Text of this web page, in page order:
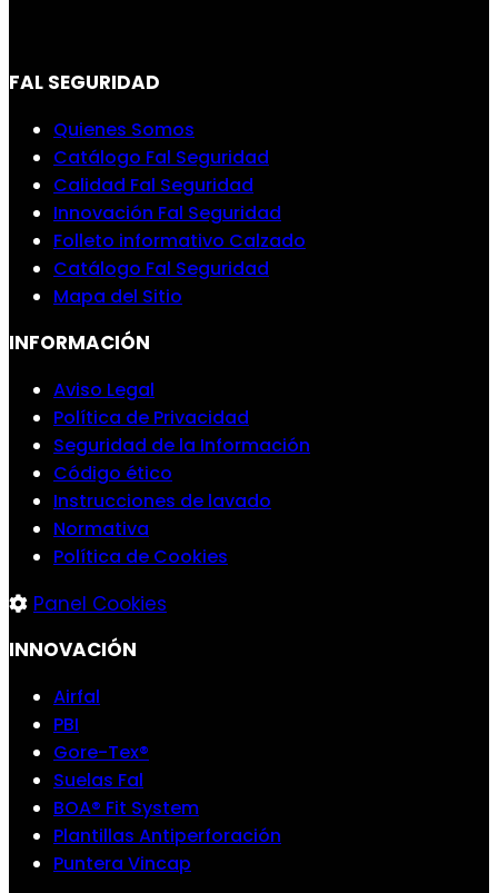
FAL SEGURIDAD
Quienes Somos
Catálogo Fal Seguridad
Calidad Fal Seguridad
Innovación Fal Seguridad
Folleto informativo Calzado
Catálogo Fal Seguridad
Mapa del Sitio
INFORMACIÓN
Aviso Legal
Política de Privacidad
Seguridad de la Información
Código ético
Instrucciones de lavado
Normativa
Política de Cookies
Panel Cookies
INNOVACIÓN
Airfal
PBI
Gore-Tex®
Suelas Fal
BOA® Fit System
Plantillas Antiperforación
Puntera Vincap